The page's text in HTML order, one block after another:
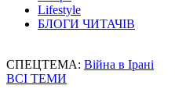
Lifestyle
БЛОГИ ЧИТАЧІВ
СПЕЦТЕМА: Війна в Ірані
ВСІ ТЕМИ